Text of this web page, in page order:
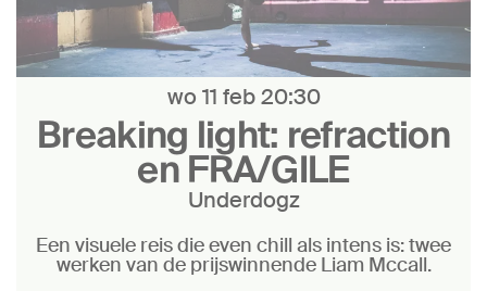
Breaking light: refraction
en FRA/GILE
Underdogz
wo 11 feb20:30
Een visuele reis die even chill als intens is: twee
werken van de prijswinnende Liam Mccall.